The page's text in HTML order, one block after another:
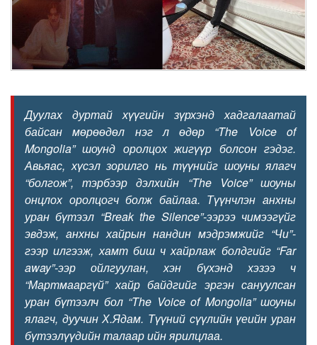
Дуулах дуртай хүүгийн зүрхэнд хадгалаатай
байсан мөрөөдөл нэг л өдөр “The Voice of
Mongolia” шоунд оролцох жигүүр болсон гэдэг.
Авьяас, хүсэл зорилго нь түүнийг шоуны ялагч
“болгож”, тэрбээр дэлхийн “The Voice” шоуны
онцлох оролцогч болж байлаа. Түүнчлэн анхны
уран бүтээл “Break the Silence”-ээрээ чимээгүйг
эвдэж, анхны хайрын нандин мэдрэмжийг “Чи”-
гээр илгээж, хамт биш ч хайрлаж болдгийг “Far
away”-ээр ойлгуулан, хэн бүхэнд хэзээ ч
“Мартмааргүй” хайр байдгийг эргэн сануулсан
уран бүтээлч бол “The Voice of Mongolia” шоуны
ялагч, дуучин Х.Ядам. Түүний сүүлийн үеийн уран
бүтээлүүдийн талаар ийн ярилцлаа.